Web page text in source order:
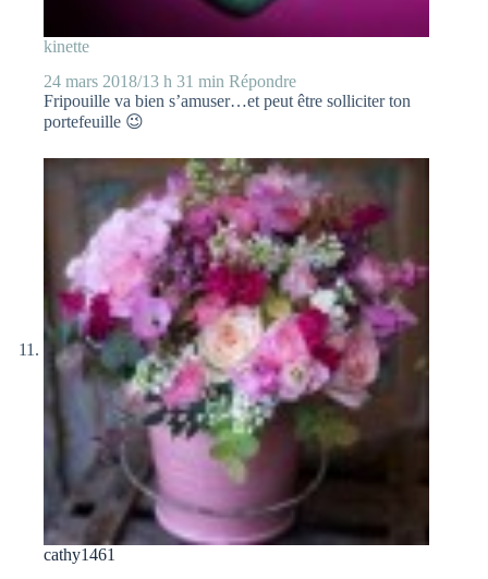
kinette
24 mars 2018/13 h 31 min Répondre
Fripouille va bien s’amuser…et peut être solliciter ton
portefeuille 😉
cathy1461